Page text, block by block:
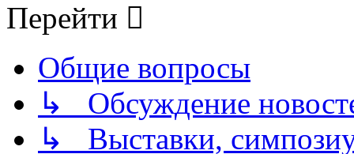
Перейти
Общие вопросы
↳ Обсуждение
↳ Выставки,